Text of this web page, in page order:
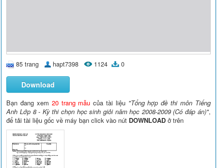
85 trang hapt7398 1124 0
Download
Bạn đang xem 20 trang mẫu của tài liệu "Tổng hợp đề thi môn Tiếng
Anh Lớp 8 - Kỳ thi chọn học sinh giỏi năm học 2008-2009 (Có đáp án)",
để tải tài liệu gốc về máy bạn click vào nút DOWNLOAD ở trên